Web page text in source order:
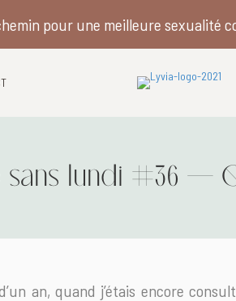
sans lundi #36 –
an, quand j’étais encore
pour une meilleure sexualité